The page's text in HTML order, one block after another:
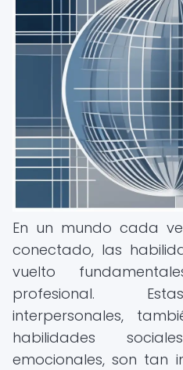
En un mundo cada
conectado, las
vuelto
profesional.
interpersonales,
habilidades
emocionales, son tan